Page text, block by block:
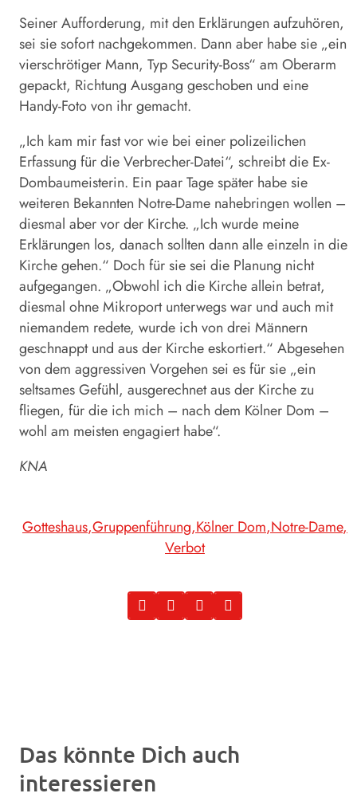
Seiner Aufforderung, mit den Erklärungen aufzuhören,
sei sie sofort nachgekommen. Dann aber habe sie „ein
vierschrötiger Mann, Typ Security-Boss“ am Oberarm
gepackt, Richtung Ausgang geschoben und eine
Handy-Foto von ihr gemacht.
„Ich kam mir fast vor wie bei einer polizeilichen
Erfassung für die Verbrecher-Datei“, schreibt die Ex-
Dombaumeisterin. Ein paar Tage später habe sie
weiteren Bekannten Notre-Dame nahebringen wollen –
diesmal aber vor der Kirche. „Ich wurde meine
Erklärungen los, danach sollten dann alle einzeln in die
Kirche gehen.“ Doch für sie sei die Planung nicht
aufgegangen. „Obwohl ich die Kirche allein betrat,
diesmal ohne Mikroport unterwegs war und auch mit
niemandem redete, wurde ich von drei Männern
geschnappt und aus der Kirche eskortiert.“ Abgesehen
von dem aggressiven Vorgehen sei es für sie „ein
seltsames Gefühl, ausgerechnet aus der Kirche zu
fliegen, für die ich mich – nach dem Kölner Dom –
wohl am meisten engagiert habe“.
KNA
Gotteshaus Gruppenführung Kölner Dom Notre-Dame
Verbot
Das könnte Dich auch
interessieren